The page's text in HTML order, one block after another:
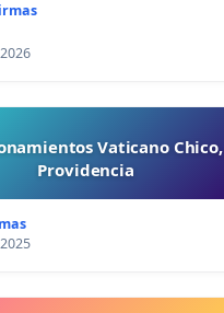
Vaticano Chico,
Providencia